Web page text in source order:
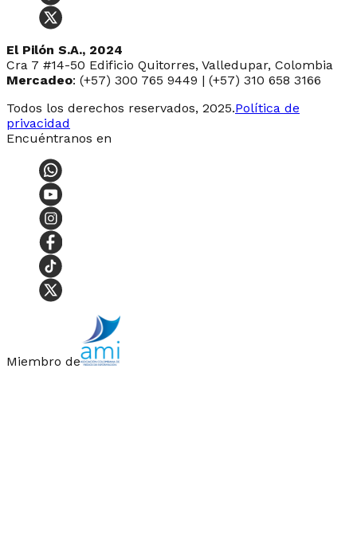
El Pilón S.A., 2024
Cra 7 #14-50 Edificio Quitorres, Valledupar, Colombia
Mercadeo: (+57) 300 765 9449 | (+57) 310 658 3166
Todos los derechos reservados, 2025.Política de
privacidad
Encuéntranos en
Miembro de